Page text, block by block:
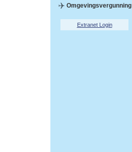
Omgevingsvergunning
Extranet Login